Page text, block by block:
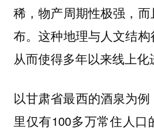
稀，物产周期性极强，
布。这种地理与人文结构
从而使得多年以来线上化
以甘肃省最西的酒泉为
里仅有100多万常住人